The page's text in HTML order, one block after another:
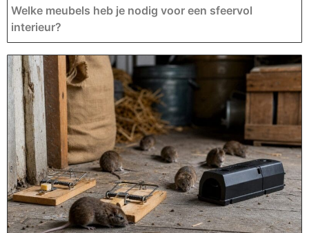
Welke meubels heb je nodig voor een sfeervol
interieur?